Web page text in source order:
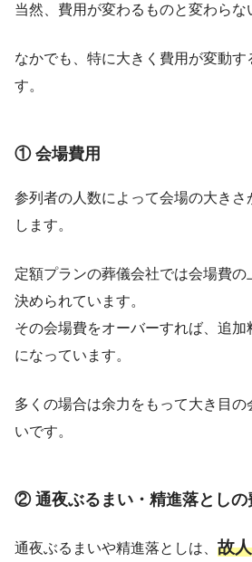
当然、費用が変わるものと変わらな
なかでも、特に大きく費用が変動す
す。
① 会場費用
参列者の人数によって会場の大きさ
します。
定額プランの葬儀会社では会場費の
決められています。
その会場費をオーバーすれば、追加
になっています。
多くの場合は余力をもって大き目
いです。
② 通夜ぶるまい・精進落としの
通夜ぶるまいや精進落としは、 故